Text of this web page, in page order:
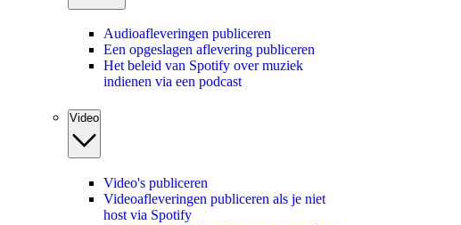
Audioafleveringen publiceren
Een opgeslagen aflevering publiceren
Het beleid van Spotify over muziek
indienen via een podcast
Video
Video's publiceren
Videoafleveringen publiceren als je niet
host via Spotify